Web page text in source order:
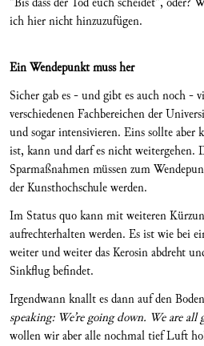
ich hier nicht hinzuzufügen.
Ein Wendepunkt muss her
Sicher gab es - und gibt es auch noch -
verschiedenen Fachbereichen der
und sogar intensivieren. Eins sollte
ist, kann und darf es nicht weitergehen.
Sparmaßnahmen müssen zum
der Kunsthochschule werden.
Im Status quo kann mit weiteren
aufrechterhalten werden. Es ist wie bei
weiter und weiter das Kerosin abdreht
Sinkflug befindet.
Irgendwann knallt es dann auf den
speaking: We’re going down. We are
wollen wir aber alle nochmal tief Luft